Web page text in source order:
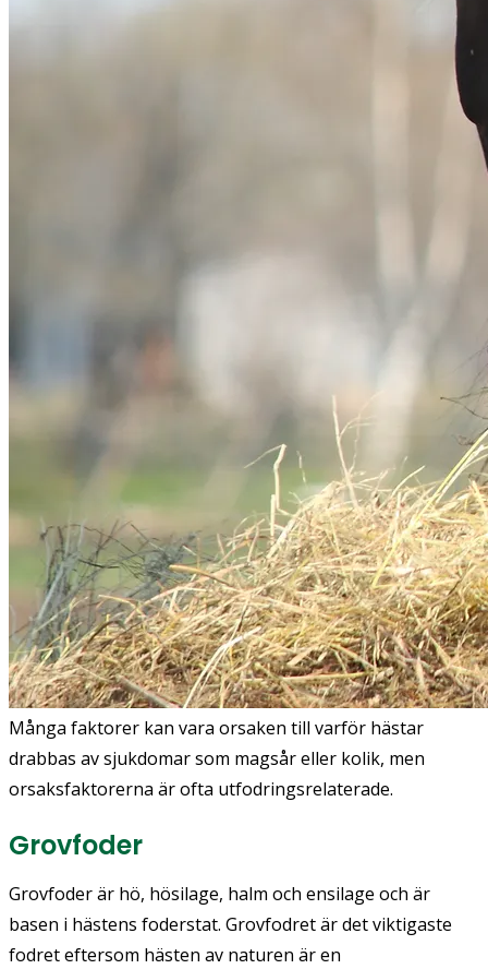
Många faktorer kan vara orsaken till varför hästar
drabbas av sjukdomar som magsår eller kolik, men
orsaksfaktorerna är ofta utfodringsrelaterade.
Grovfoder
Grovfoder är hö, hösilage, halm och ensilage och är
basen i hästens foderstat. Grovfodret är det viktigaste
fodret eftersom hästen av naturen är en